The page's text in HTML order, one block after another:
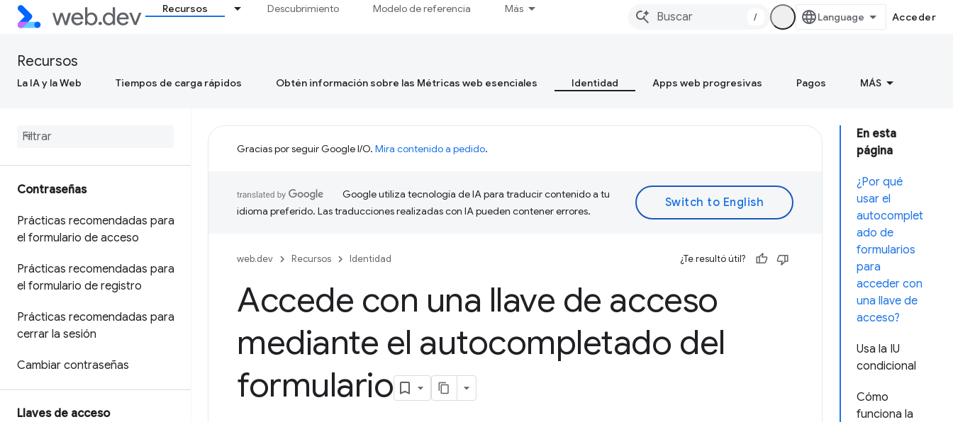
Recursos Descubrimiento Modelo de referencia Más
/ Acceder
Recursos
La IA y la Web Tiempos de carga rápidos Obtén información sobre las Métricas web esenciales Identidad Apps web progresivas Pagos MÁS
Contraseñas
Prácticas recomendadas para
el formulario de acceso
Prácticas recomendadas para
el formulario de registro
Prácticas recomendadas para
cerrar la sesión
Cambiar contraseñas
Llaves de acceso
En esta
página
¿Por qué
usar el
autocomplet
ado de
formularios
para
acceder con
una llave de
acceso?
Usa la IU
condicional
Cómo
funciona la
Gracias por seguir Google I/O. Mira contenido a pedido.
Google utiliza tecnología de IA para traducir contenido a tu
idioma preferido. Las traducciones realizadas con IA pueden contener errores.
web.dev Recursos Identidad ¿Te resultó útil?
Accede con una llave de acceso
mediante el autocompletado del
formulario